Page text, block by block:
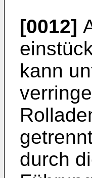
[0012]
kann
durch